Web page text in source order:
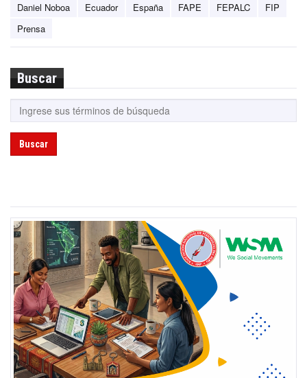
Daniel Noboa Ecuador España FAPE FEPALC
FIP
Prensa
Buscar
Buscar